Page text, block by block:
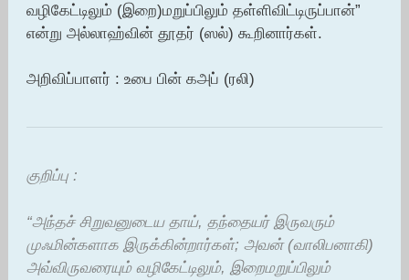
வழிகேட்டிலும் (இறை)மறுப்பிலும் தள்ளிவிட்டிருப்பான்”
என்று அல்லாஹ்வின் தூதர் (ஸல்) கூறினார்கள்.
அறிவிப்பாளர் : உபை பின் கஅப் (ரலி)
குறிப்பு :
“அந்தச் சிறுவனுடைய தாய், தந்தையர் இருவரும்
முஃமின்களாக இருக்கின்றார்கள்; அவன் (வாலிபனாகி)
அவ்விருவரையும் வழிகேட்டிலும், இறைமறுப்பிலும்